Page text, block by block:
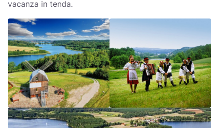
vacanza in tenda.